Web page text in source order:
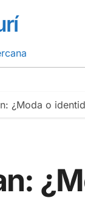
¿Moda o